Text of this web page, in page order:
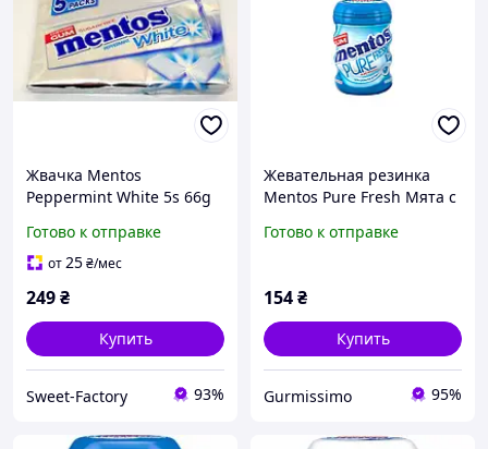
Жвачка Mentos
Peppermint White 5s 66g
Готово к отправке
от25₴/мес
249₴
Купить
Sweet-Factory 93%
Жевательная резинка
Mentos Pure Fresh Мята с
56 г
Готово к отправке
154₴
Купить
Gurmissimo 95%